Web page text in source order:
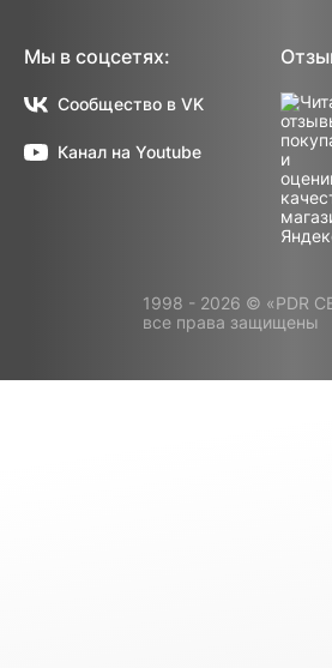
Мы в соцсетях:
Сообщество в VK
Канал на Youtube
1998 - 2026 © «PDR
все права защищены